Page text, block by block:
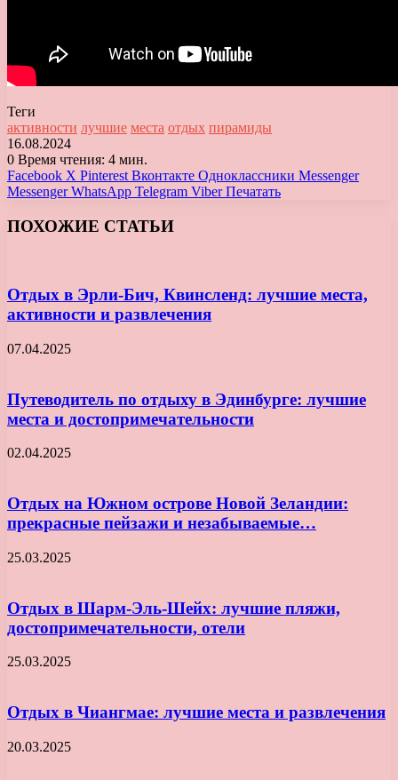
Теги
активности лучшие места отдых пирамиды
16.08.2024
0 Время чтения: 4 мин.
Facebook X Pinterest Вконтакте Одноклассники Messenger
Messenger WhatsApp Telegram Viber Печатать
ПОХОЖИЕ СТАТЬИ
Отдых в Эрли-Бич, Квинсленд: лучшие места,
активности и развлечения
07.04.2025
Путеводитель по отдыху в Эдинбурге: лучшие
места и достопримечательности
02.04.2025
Отдых на Южном острове Новой Зеландии:
прекрасные пейзажи и незабываемые…
25.03.2025
Отдых в Шарм-Эль-Шейх: лучшие пляжи,
достопримечательности, отели
25.03.2025
Отдых в Чиангмае: лучшие места и развлечения
20.03.2025